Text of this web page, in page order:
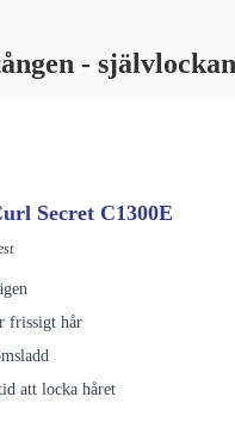
-
Secret C1300E
frissigt hår
att locka håret